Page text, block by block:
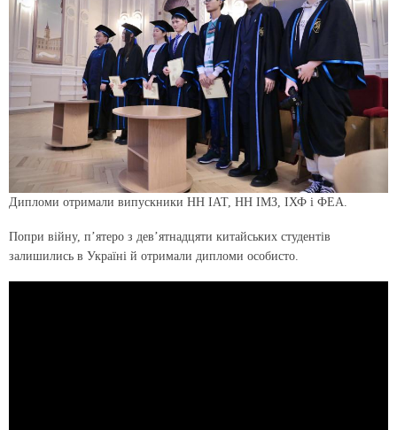
Дипломи отримали випускники НН ІАТ, НН ІМЗ, ІХФ і ФЕА.
Попри війну, пʼятеро з девʼятнадцяти китайських студентів
залишились в Україні й отримали дипломи особисто.